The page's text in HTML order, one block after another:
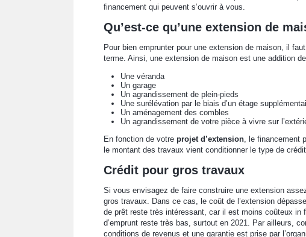
financement qui peuvent s’ouvrir à vous.
Qu’est-ce qu’une extension de
Pour bien emprunter pour une extension de maison, il
terme. Ainsi, une extension de maison est une addition
Une véranda
Un garage
Un agrandissement de plein-pieds
Une surélévation par le biais d’un étage
Un aménagement des combles
Un agrandissement de votre pièce à vivre sur
En fonction de votre projet d’extension, le financement
le montant des travaux vient conditionner le type de
Crédit pour gros travaux
Si vous envisagez de faire construire une extension
gros travaux. Dans ce cas, le coût de l’extension
de prêt reste très intéressant, car il est moins coûteux
d’emprunt reste très bas, surtout en 2021. Par ailleurs,
conditions de revenus et une garantie est prise par